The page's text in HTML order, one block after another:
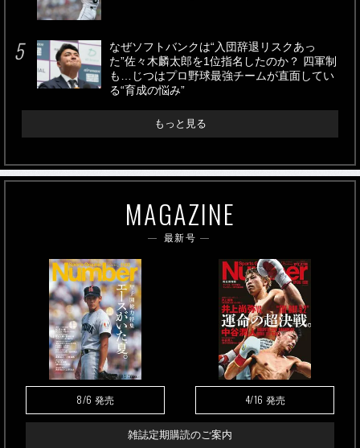
なぜソフトバンクは“入団辞退リスクあっ
た”佐々木麟太郎を1位指名したのか？ 四軍制
も…じつはプロ野球最強チームが直面してい
る“育成の悩み”
もっと見る
MAGAZINE
最新号
8/6 発売 4/16 発売
雑誌定期購読のご案内